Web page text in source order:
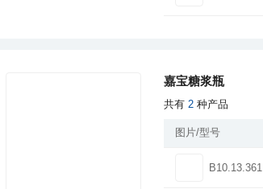
嘉宝糖浆瓶
共有 2 种产品
图片/型号
B10.13.361